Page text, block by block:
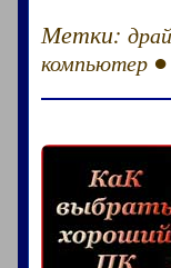
Метки:
компьютер